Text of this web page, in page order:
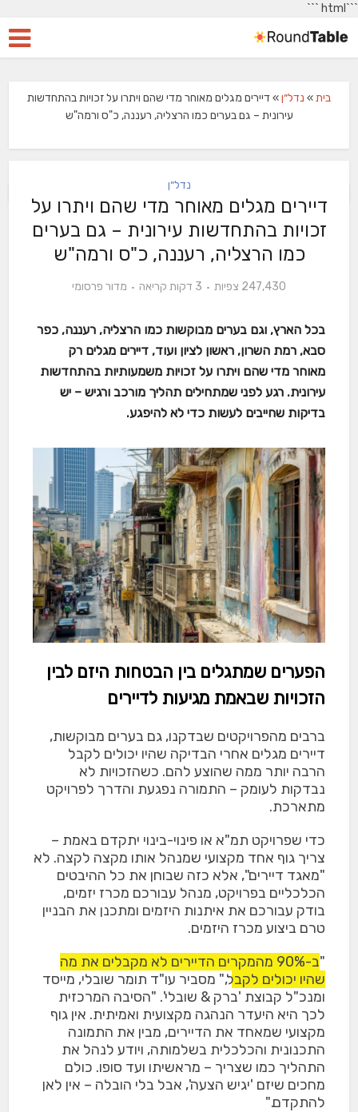
```html
```
בית» נדל״ן»דיירים מגלים מאוחר מדי שהם ויתרו על זכויות בהתחדשות
עירונית – גם בערים כמו הרצליה, רעננה, כ"ס ורמה"ש
נדל״ן
דיירים מגלים מאוחר מדי שהם ויתרו על
זכויות בהתחדשות עירונית – גם בערים
כמו הרצליה, רעננה, כ"ס ורמה"ש
247,430 צפיות 3 דקות קריאה מדור פרסומי
בכל הארץ, וגם בערים מבוקשות כמו הרצליה, רעננה, כפר
סבא, רמת השרון, ראשון לציון ועוד, דיירים מגלים רק
מאוחר מדי שהם ויתרו על זכויות משמעותיות בהתחדשות
עירונית. רגע לפני שמתחילים תהליך מורכב ורגיש – יש
בדיקות שחייבים לעשות כדי לא להיפגע.
הפערים שמתגלים בין הבטחות היזם לבין
הזכויות שבאמת מגיעות לדיירים
ברבים מהפרויקטים שבדקנו, גם בערים מבוקשות,
דיירים מגלים אחרי הבדיקה שהיו יכולים לקבל
הרבה יותר ממה שהוצע להם. כשהזכויות לא
נבדקות לעומק – התמורה נפגעת והדרך לפרויקט
מתארכת.
כדי שפרויקט תמ"א או פינוי-בינוי יתקדם באמת –
צריך גוף אחד מקצועי שמנהל אותו מקצה לקצה. לא
"מאגד דיירים", אלא כזה שבוחן את כל ההיבטים
הכלכליים בפרויקט, מנהל עבורכם מכרז יזמים,
בודק עבורכם את איתנות היזמים ומתכנן את הבניין
טרם ביצוע מכרז היזמים.
"
ב-90% מהמקרים הדיירים לא מקבלים את מה
שהיו יכולים לקבל," מסביר עו"ד תומר שובלי, מייסד
ומנכ"ל קבוצת 'ברק & שובלי'. "הסיבה המרכזית
לכך היא היעדר הנהגה מקצועית ואמיתית. אין גוף
מקצועי שמאחד את הדיירים, מבין את התמונה
התכנונית והכלכלית בשלמותה, ויודע לנהל את
התהליך כמו שצריך – מראשיתו ועד סופו. כולם
מחכים שיזם 'יגיש הצעה', אבל בלי הובלה – אין לאן
להתקדם."